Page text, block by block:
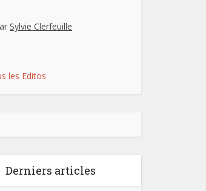
Sylvie Clerfeuille
les Editos
Derniers articles